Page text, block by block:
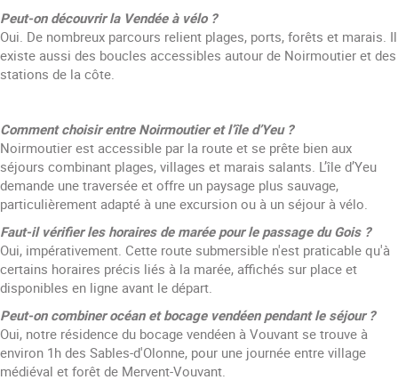
Peut-on découvrir la Vendée à vélo ?
Oui. De nombreux parcours relient plages, ports, forêts et marais. Il
existe aussi des boucles accessibles autour de Noirmoutier et des
stations de la côte.
Comment choisir entre Noirmoutier et l’île d’Yeu ?
Noirmoutier est accessible par la route et se prête bien aux
séjours combinant plages, villages et marais salants. L’île d’Yeu
demande une traversée et offre un paysage plus sauvage,
particulièrement adapté à une excursion ou à un séjour à vélo.
Faut-il vérifier les horaires de marée pour le passage du Gois ?
Oui, impérativement. Cette route submersible n'est praticable qu'à
certains horaires précis liés à la marée, affichés sur place et
disponibles en ligne avant le départ.
Peut-on combiner océan et bocage vendéen pendant le séjour ?
Oui, notre résidence du bocage vendéen à Vouvant se trouve à
environ 1h des Sables-d'Olonne, pour une journée entre village
médiéval et forêt de Mervent-Vouvant.